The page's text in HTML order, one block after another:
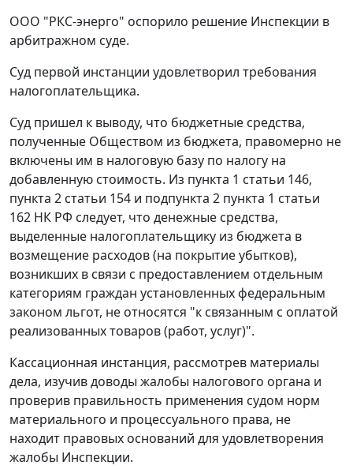
ООО "РКС-энерго" оспорило решение Инспекции в
арбитражном суде.
Суд первой инстанции удовлетворил требования
налогоплательщика.
Суд пришел к выводу, что бюджетные средства,
полученные Обществом из бюджета, правомерно не
включены им в налоговую базу по налогу на
добавленную стоимость. Из пункта 1 статьи 146,
пункта 2 статьи 154 и подпункта 2 пункта 1 статьи
162 НК РФ следует, что денежные средства,
выделенные налогоплательщику из бюджета в
возмещение расходов (на покрытие убытков),
возникших в связи с предоставлением отдельным
категориям граждан установленных федеральным
законом льгот, не относятся "к связанным с оплатой
реализованных товаров (работ, услуг)".
Кассационная инстанция, рассмотрев материалы
дела, изучив доводы жалобы налогового органа и
проверив правильность применения судом норм
материального и процессуального права, не
находит правовых оснований для удовлетворения
жалобы Инспекции.